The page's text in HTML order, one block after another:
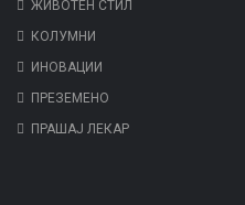
ЖИВОТЕН СТИЛ
КОЛУМНИ
ИНОВАЦИИ
ПРЕЗЕМЕНО
ПРАШАЈ ЛЕКАР